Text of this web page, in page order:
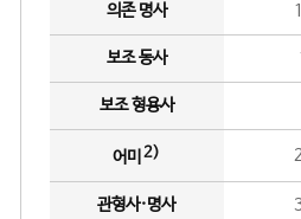
의존 명사
보조 동사
보조 형용사
어미 2)
관형사·명사